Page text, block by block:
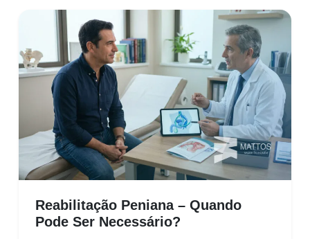
Reabilitação Peniana – Quando
Pode Ser Necessário?